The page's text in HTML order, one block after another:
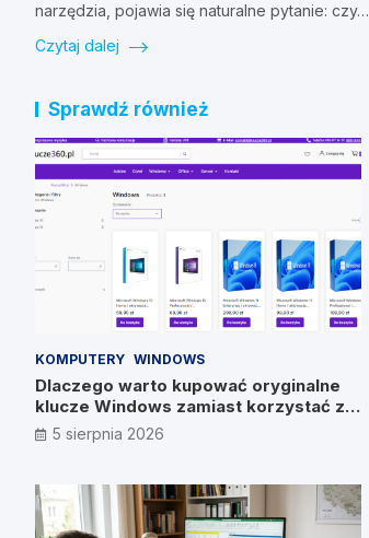
narzędzia, pojawia się naturalne pytanie: czy…
Czytaj dalej
Sprawdź również
KOMPUTERY WINDOWS
Dlaczego warto kupować oryginalne
klucze Windows zamiast korzystać z
nieautoryzowanych źródeł?
5 sierpnia 2026